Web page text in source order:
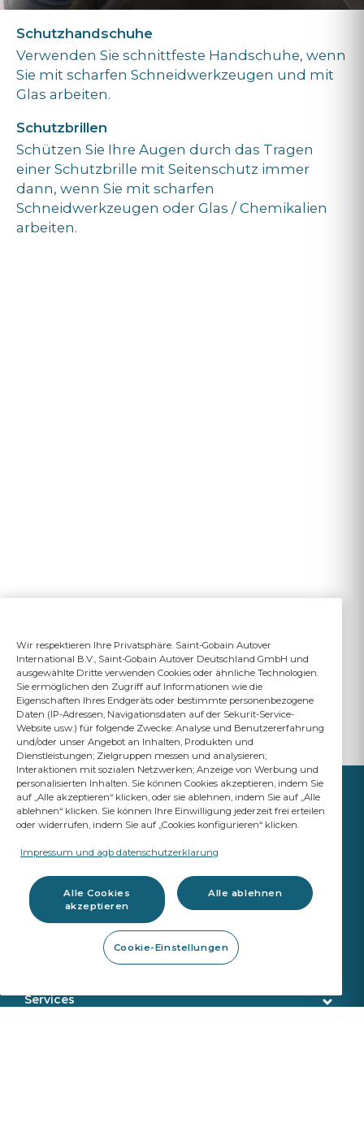
Schutzhandschuhe
Verwenden Sie schnittfeste Handschuhe, wenn
Sie mit scharfen Schneidwerkzeugen und mit
Glas arbeiten.
Schutzbrillen
Schützen Sie Ihre Augen durch das Tragen
einer Schutzbrille mit Seitenschutz immer
dann, wenn Sie mit scharfen
Schneidwerkzeugen oder Glas / Chemikalien
arbeiten.
Autoglas
Services
Wir respektieren Ihre Privatsphäre. Saint-Gobain Autover
International B.V., Saint-Gobain Autover Deutschland GmbH und
ausgewählte Dritte verwenden Cookies oder ähnliche Technologien.
Sie ermöglichen den Zugriff auf Informationen wie die
Eigenschaften Ihres Endgeräts oder bestimmte personenbezogene
Daten (IP-Adressen, Navigationsdaten auf der Sekurit-Service-
Website usw.) für folgende Zwecke: Analyse und Benutzererfahrung
und/oder unser Angebot an Inhalten, Produkten und
Dienstleistungen; Zielgruppen messen und analysieren;
Interaktionen mit sozialen Netzwerken; Anzeige von Werbung und
personalisierten Inhalten. Sie können Cookies akzeptieren, indem Sie
auf „Alle akzeptieren“ klicken, oder sie ablehnen, indem Sie auf „Alle
ablehnen“ klicken. Sie können Ihre Einwilligung jederzeit frei erteilen
oder widerrufen, indem Sie auf „Cookies konfigurieren“ klicken.
Impressum und agb datenschutzerklarung
Alle Cookies
akzeptieren
Alle ablehnen
Cookie-Einstellungen